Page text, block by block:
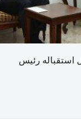
استقباله رئيس